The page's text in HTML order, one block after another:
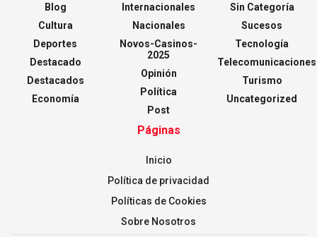
Blog
Cultura
Deportes
Destacado
Destacados
Economía
Internacionales
Nacionales
Novos-Casinos-
2025
Opinión
Política
Post
Sin Categoría
Sucesos
Tecnología
Telecomunicaciones
Turismo
Uncategorized
Páginas
Inicio
Política de privacidad
Políticas de Cookies
Sobre Nosotros